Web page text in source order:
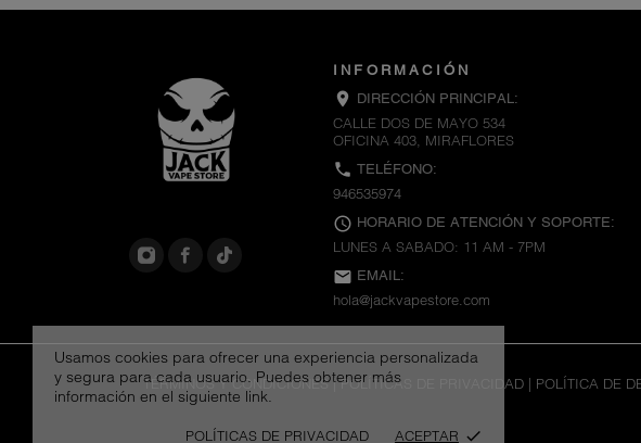
Usamos cookies para ofrecer una experiencia personalizada
y segura para cada usuario. Puedes obtener más
información en el siguiente link.
POLÍTICAS DE PRIVACIDAD ACEPTAR done
INFORMACIÓN
location_on DIRECCIÓN PRINCIPAL:
CALLE DOS DE MAYO 534
OFICINA 403, MIRAFLORES
call TELÉFONO:
946535974
schedule HORARIO DE ATENCIÓN Y SOPORTE:
LUNES A SABADO: 11 AM - 7PM
email EMAIL:
hola@jackvapestore.com
TÉRMINOS Y CONDICIONES|POLÍTICAS DE PRIVACIDAD | POLÍTICA DE